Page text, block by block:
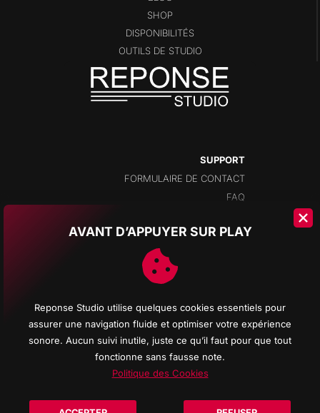
SHOP
DISPONIBILITÉS
OUTILS DE STUDIO
SUPPORT
FORMULAIRE DE CONTACT
FAQ
CHAMPS-MONTANTS 14A
SUISSE
noire All musics REPONSE STUDIO - Web site creation
REPONSE COMPUTER
AVANT D’APPUYER SUR PLAY
Reponse Studio utilise quelques cookies essentiels pour
assurer une navigation fluide et optimiser votre expérience
sonore. Aucun suivi inutile, juste ce qu’il faut pour que tout
fonctionne sans fausse note.
Politique des Cookies